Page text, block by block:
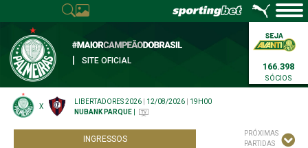
SITE OFICIAL
166.398
SÓCIOS
X
LIBERTADORES 2026 12/08/2026
19H00
NUBANK PARQUE
INGRESSOS
PRÓXIMAS
PARTIDAS